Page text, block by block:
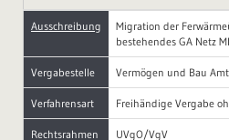
Ausschreibung
Migration der
bestehendes GA Netz
Vergabestelle Vermögen und Bau
Verfahrensart Freihändige Vergabe
Rechtsrahmen UVgO/VgV